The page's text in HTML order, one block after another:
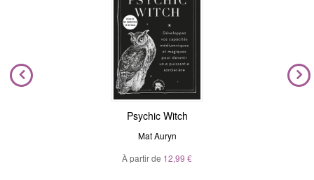
Psychic Witch
Mat Auryn
À partir de 12,99 €